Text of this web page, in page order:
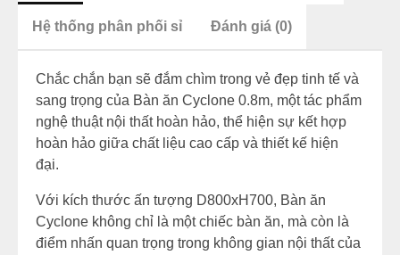
Hệ thống phân phối sỉ Đánh giá (0)
Chắc chắn bạn sẽ đắm chìm trong vẻ đẹp tinh tế và
sang trọng của Bàn ăn Cyclone 0.8m, một tác phẩm
nghệ thuật nội thất hoàn hảo, thể hiện sự kết hợp
hoàn hảo giữa chất liệu cao cấp và thiết kế hiện
đại.
Với kích thước ấn tượng D800xH700, Bàn ăn
Cyclone không chỉ là một chiếc bàn ăn, mà còn là
điểm nhấn quan trọng trong không gian nội thất của